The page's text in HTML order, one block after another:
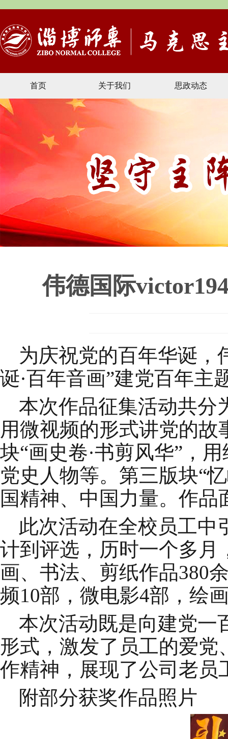
首页 关于我们 思政动态
伟德国际
为庆祝党的百年华诞，
诞·百年音画”建党百年主
本次作品征集活动共分
用微视频的形式讲党的
块“画史卷·书剪风华”，
党史人物等。 第三版块“
国精神、 中国力量。 作品
此次活动在全校员工中
计到评选，历时一个多月
画、书法、剪纸作品380
频10部，微电影4部，绘
本次活动既是向建党一
形式，激发了员工的爱党
作精神，展现了公司老员
附部分获奖作品照片